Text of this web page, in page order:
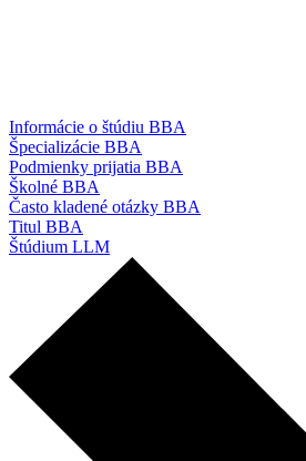
Informácie o štúdiu BBA
Špecializácie BBA
Podmienky prijatia BBA
Školné BBA
Často kladené otázky BBA
Titul BBA
Štúdium LLM